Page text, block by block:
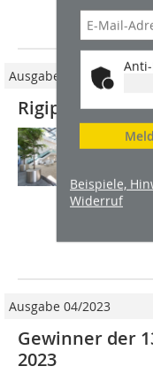
Beispiele,
Widerruf
Ausgabe 05/2016
Rigips Trophy
Idee,
Ausgabe 04/2023
Gewinner der
2023